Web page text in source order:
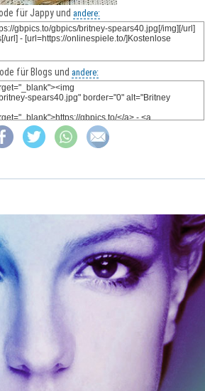
für Jappy und andere:
für Blogs und andere: